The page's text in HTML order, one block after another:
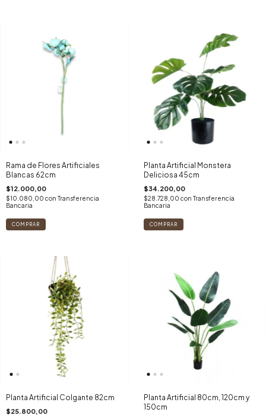
Rama de Flores Artificiales
Blancas 62cm
$12.000,00
$10.080,00 con Transferencia
Bancaria
Planta Artificial Monstera
Deliciosa 45cm
$34.200,00
$28.728,00 con Transferencia
Bancaria
Planta Artificial Colgante 82cm
$25.800,00
Planta Artificial 80cm, 120cm y
150cm